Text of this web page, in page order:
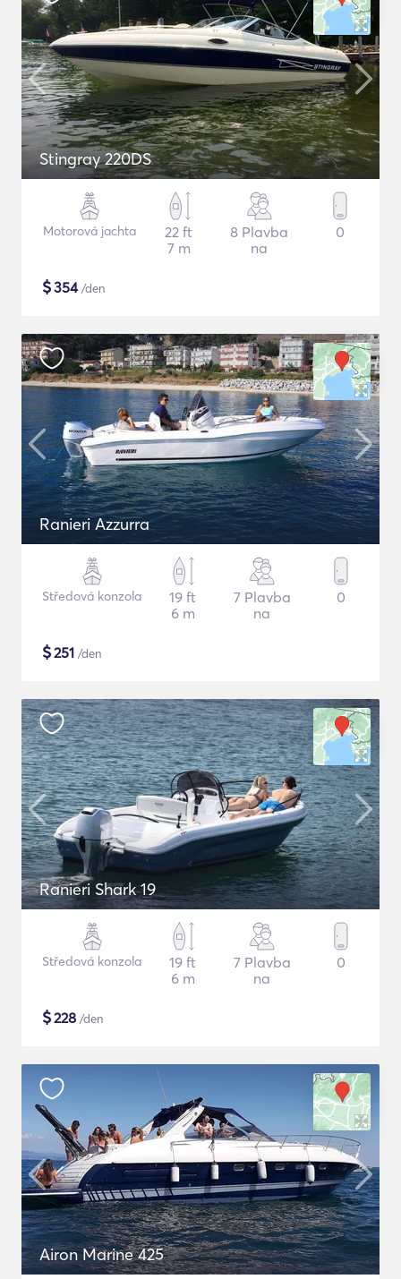
Stingray 220DS
Motorová jachta
22 ft
7 m
8 Plavba
na
0
$354/den
Ranieri Azzurra
Středová konzola
19 ft
6 m
7 Plavba
na
0
$251 /den
Ranieri Shark 19
Středová konzola
19 ft
6 m
7 Plavba
na
0
$228 /den
Airon Marine 425